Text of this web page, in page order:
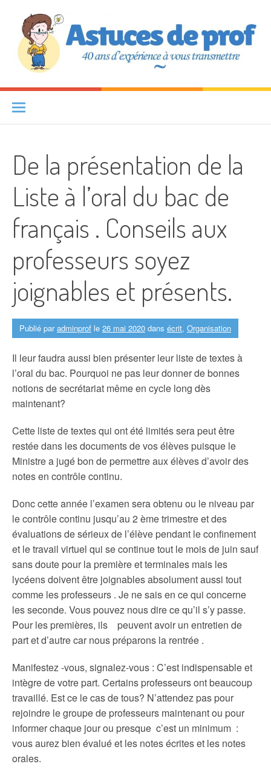
Astuces de prof
De la présentation de la
Liste à l’oral du bac de
français . Conseils aux
professeurs soyez
joignables et présents.
Publié paradminprof le 26 mai 2020 dans écrit, Organisation
Il leur faudra aussi bien présenter leur liste de textes à
l’oral du bac. Pourquoi ne pas leur donner de bonnes
notions de secrétariat même en cycle long dès
maintenant?
Cette liste de textes qui ont été limités sera peut être
restée dans les documents de vos élèves puisque le
Ministre a jugé bon de permettre aux élèves d’avoir des
notes en contrôle continu.
Donc cette année l’examen sera obtenu ou le niveau par
le contrôle continu jusqu’au 2 ème trimestre et des
évaluations de sérieux de l’élève pendant le confinement
et le travail virtuel qui se continue tout le mois de juin sauf
sans doute pour la première et terminales mais les
lycéens doivent être joignables absolument aussi tout
comme les professeurs . Je ne sais en ce qui concerne
les seconde. Vous pouvez nous dire ce qu’il s’y passe.
Pour les premières, ils peuvent avoir un entretien de
part et d’autre car nous préparons la rentrée .
Manifestez -vous, signalez-vous : C’est indispensable et
intègre de votre part. Certains professeurs ont beaucoup
travaillé. Est ce le cas de tous? N’attendez pas pour
rejoindre le groupe de professeurs maintenant ou pour
informer chaque jour ou presque c’est un minimum :
vous aurez bien évalué et les notes écrites et les notes
orales.